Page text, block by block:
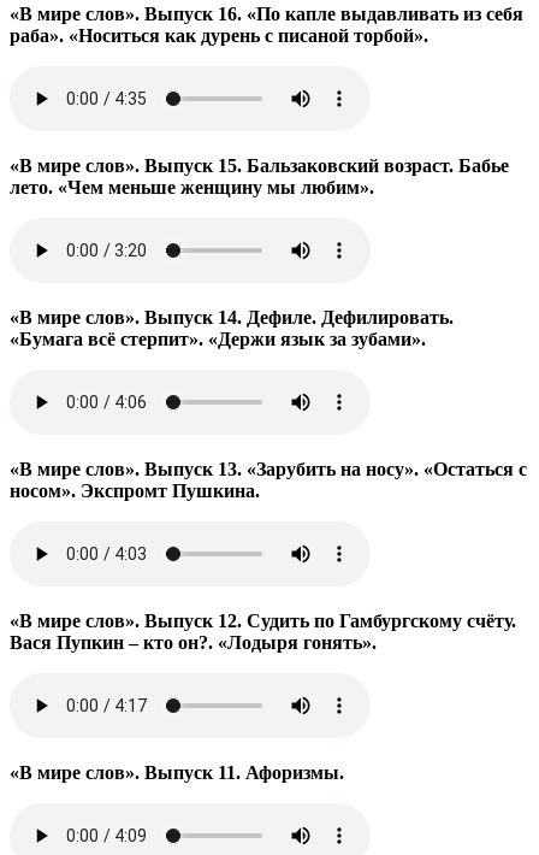
«В мире слов». Выпуск 16. «По капле выдавливать из себя
раба». «Носиться как дурень с писаной торбой».
«В мире слов». Выпуск 15. Бальзаковский возраст. Бабье
лето. «Чем меньше женщину мы любим».
«В мире слов». Выпуск 14. Дефиле. Дефилировать.
«Бумага всё стерпит». «Держи язык за зубами».
«В мире слов». Выпуск 13. «Зарубить на носу». «Остаться с
носом». Экспромт Пушкина.
«В мире слов». Выпуск 12. Судить по Гамбургскому счёту.
Вася Пупкин – кто он?. «Лодыря гонять».
«В мире слов». Выпуск 11. Афоризмы.